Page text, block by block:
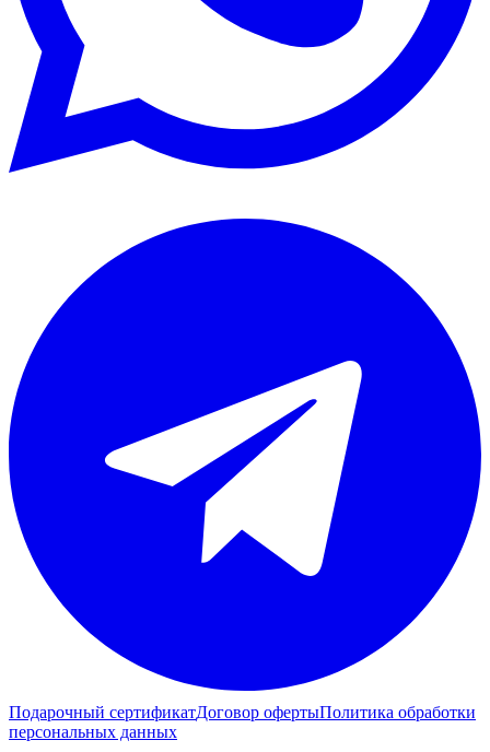
Подарочный сертификатДоговор офертыПолитика обработки
персональных данных